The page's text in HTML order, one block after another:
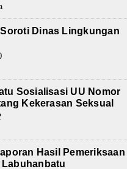
Soroti Dinas Lingkungan
Sosialisasi UU Nomor
Kekerasan Seksual
Hasil Pemeriksaan
Labuhanbatu